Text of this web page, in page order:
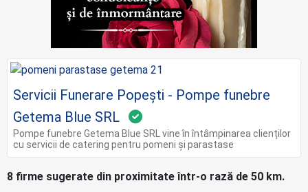
Servicii Funerare Popești - Pompe funebre
Getema Blue SRL
Pompe funebre Getema Blue SRL vine în întâmpinarea clienților
cu servicii de catering pentru pomeni și parastase
8 firme sugerate din proximitate într-o rază de 50 km.